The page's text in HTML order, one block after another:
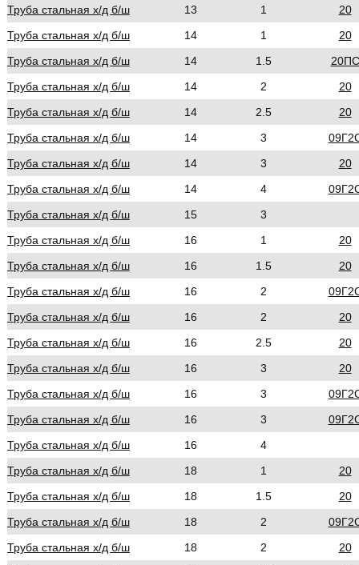
Труба стальная х/д б/ш
13 1
20
Труба стальная х/д б/ш
14 1
20
Труба стальная х/д б/ш
14 1.5
20ПС
Труба стальная х/д б/ш
14 2
20
Труба стальная х/д б/ш
14 2.5
20
Труба стальная х/д б/ш
14 3
Труба стальная х/д б/ш
14 3
20
Труба стальная х/д б/ш
14 4
Труба стальная х/д б/ш
15
3
Труба стальная х/д б/ш
16 1
20
Труба стальная х/д б/ш
16 1.5
20
Труба стальная х/д б/ш
16 2
Труба стальная х/д б/ш
16 2
20
Труба стальная х/д б/ш
16 2.5
20
Труба стальная х/д б/ш
16 3
20
Труба стальная х/д б/ш
16 3
Труба стальная х/д б/ш
16 3
Труба стальная х/д б/ш
16
4
Труба стальная х/д б/ш
18 1
20
Труба стальная х/д б/ш
18 1.5
20
Труба стальная х/д б/ш
18 2
Труба стальная х/д б/ш
18 2
20